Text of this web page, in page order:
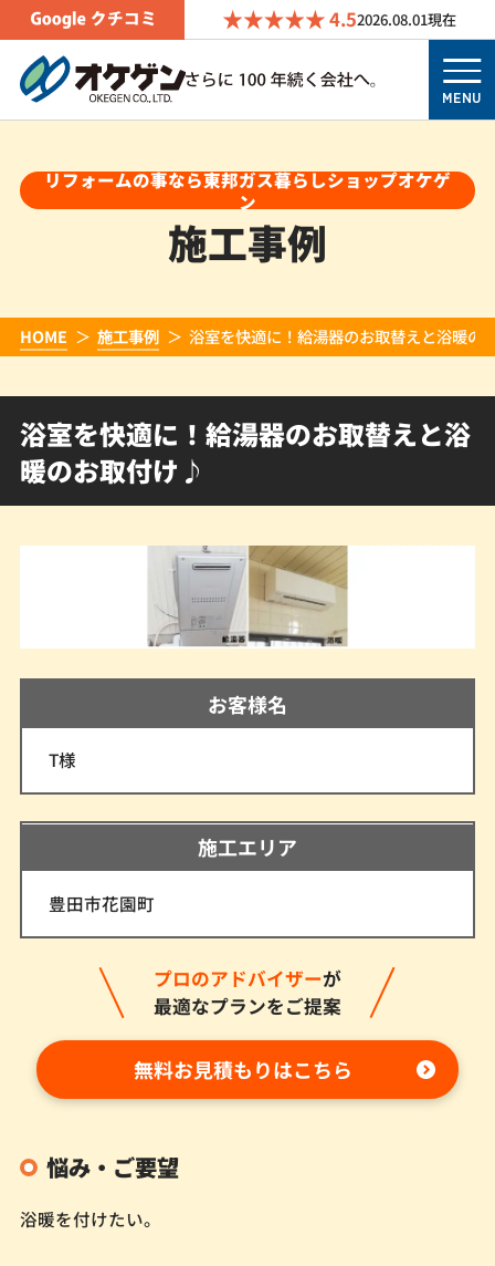
4.52026.08.01現在
MENU
リフォームの事なら東邦ガス暮らしショップオケゲ
ン
施工事例
HOME 施工事例 浴室を快適に！給湯器のお取替えと浴暖の
浴室を快適に！給湯器のお取替えと浴
暖のお取付け♪
お客様名
T様
施工エリア
豊田市花園町
プロのアドバイザーが
最適なプランをご提案
無料お見積もりはこちら
悩み・ご要望
浴暖を付けたい。